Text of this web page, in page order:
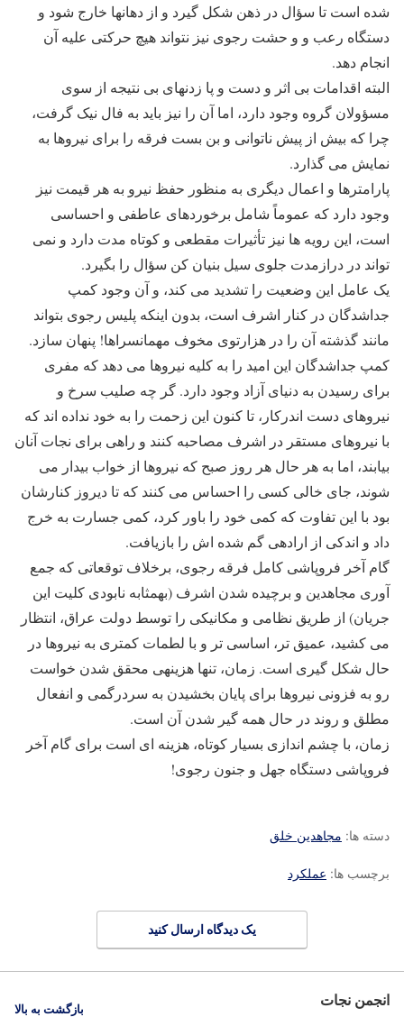
شده است تا سؤال در ذهن شکل گیرد و از دهانها خارج شود و
دستگاه رعب و و حشت رجوی نیز نتواند هیچ حرکتی علیه آن
انجام دهد.
البته اقدامات بی اثر و دست و پا زدنهای بی نتیجه از سوی
مسؤولان گروه وجود دارد، اما آن را نیز باید به فال نیک گرفت،
چرا که بیش از پیش ناتوانی و بن بست فرقه را برای نیروها به
نمایش می گذارد.
پارامترها و اعمال دیگری به منظور حفظ نیرو به هر قیمت نیز
وجود دارد که عموماً شامل برخوردهای عاطفی و احساسی
است، این رویه ها نیز تأثیرات مقطعی و کوتاه مدت دارد و نمی
تواند در درازمدت جلوی سیل بنیان کن سؤال را بگیرد.
یک عامل این وضعیت را تشدید می کند، و آن وجود کمپ
جداشدگان در کنار اشرف است، بدون اینکه پلیس رجوی بتواند
مانند گذشته آن را در هزارتوی مخوف مهمانسراها! پنهان سازد.
کمپ جداشدگان این امید را به کلیه نیروها می دهد که مفری
برای رسیدن به دنیای آزاد وجود دارد. گر چه صلیب سرخ و
نیروهای دست اندرکار، تا کنون این زحمت را به خود نداده اند که
با نیروهای مستقر در اشرف مصاحبه کنند و راهی برای نجات آنان
بیابند، اما به هر حال هر روز صبح که نیروها از خواب بیدار می
شوند، جای خالی کسی را احساس می کنند که تا دیروز کنارشان
بود با این تفاوت که کمی خود را باور کرد، کمی جسارت به خرج
داد و اندکی از اراده‎ی گم شده اش را بازیافت.
گام آخر فروپاشی کامل فرقه رجوی، برخلاف توقعاتی که جمع
آوری مجاهدین و برچیده شدن اشرف (به‎مثابه نابودی کلیت این
جریان) از طریق نظامی و مکانیکی را توسط دولت عراق، انتظار
می کشید، عمیق تر، اساسی تر و با لطمات کمتری به نیروها در
حال شکل گیری است. زمان، تنها هزینه‎ی محقق شدن خواست
رو به فزونی نیروها برای پایان بخشیدن به سردرگمی و انفعال
مطلق و روند در حال همه گیر شدن آن است.
زمان، با چشم اندازی بسیار کوتاه، هزینه ای است برای گام آخر
فروپاشی دستگاه جهل و جنون رجوی!
دسته ها: مجاهدین خلق
برچسب ها: عملکرد
یک دیدگاه ارسال کنید
انجمن نجات بازگشت به بالا